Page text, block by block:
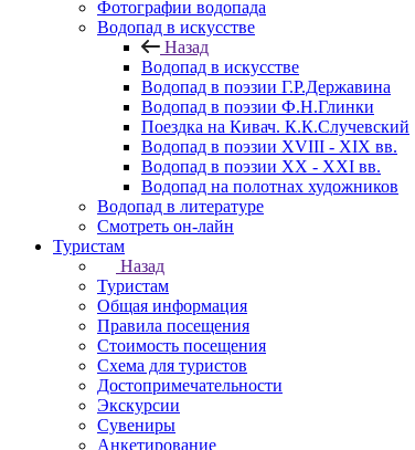
Фотографии водопада
Водопад в искусстве
Назад
Водопад в искусстве
Водопад в поэзии Г.Р.Державина
Водопад в поэзии Ф.Н.Глинки
Поездка на Кивач. К.К.Случевский
Водопад в поэзии XVIII - XIX вв.
Водопад в поэзии XX - XXI вв.
Водопад на полотнах художников
Водопад в литературе
Смотреть он-лайн
Туристам
Назад
Туристам
Общая информация
Правила посещения
Стоимость посещения
Схема для туристов
Достопримечательности
Экскурсии
Сувениры
Анкетирование